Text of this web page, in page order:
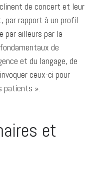
de concert et leur
par rapport à un profil
par ailleurs par la
de
et du langage, de
ceux-ci pour
patients ».
et